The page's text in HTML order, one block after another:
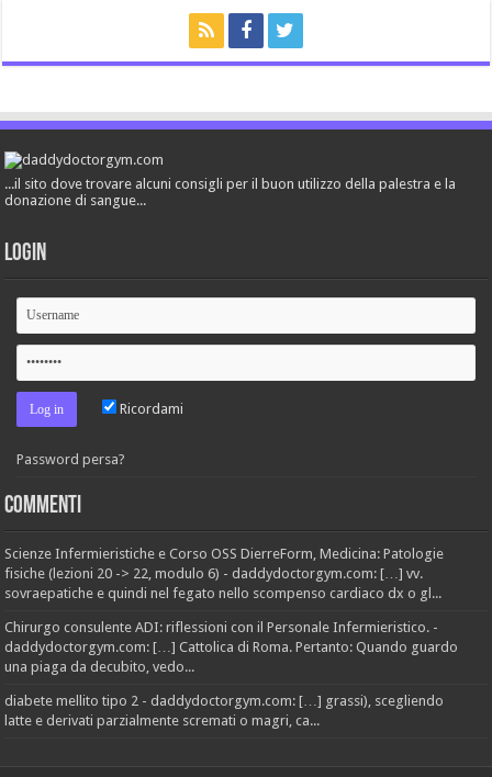
...il sito dove trovare alcuni consigli per il buon utilizzo della palestra e la
donazione di sangue...
Login
Ricordami
Password persa?
Commenti
Scienze Infermieristiche e Corso OSS DierreForm, Medicina: Patologie
fisiche (lezioni 20 -> 22, modulo 6) - daddydoctorgym.com: […] vv.
sovraepatiche e quindi nel fegato nello scompenso cardiaco dx o gl...
Chirurgo consulente ADI: riflessioni con il Personale Infermieristico. -
daddydoctorgym.com: […] Cattolica di Roma. Pertanto: Quando guardo
una piaga da decubito, vedo...
diabete mellito tipo 2 - daddydoctorgym.com: […] grassi), scegliendo
latte e derivati parzialmente scremati o magri, ca...